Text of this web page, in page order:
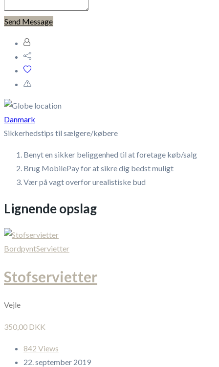
Send Message
Danmark
Sikkerhedstips til sælgere/købere
Benyt en sikker beliggenhed til at foretage køb/salg
Brug MobilePay for at sikre dig bedst muligt
Vær på vagt overfor urealistiske bud
Lignende opslag
BordpyntServietter
Stofservietter
Vejle
350,00 DKK
842 Views
22. september 2019